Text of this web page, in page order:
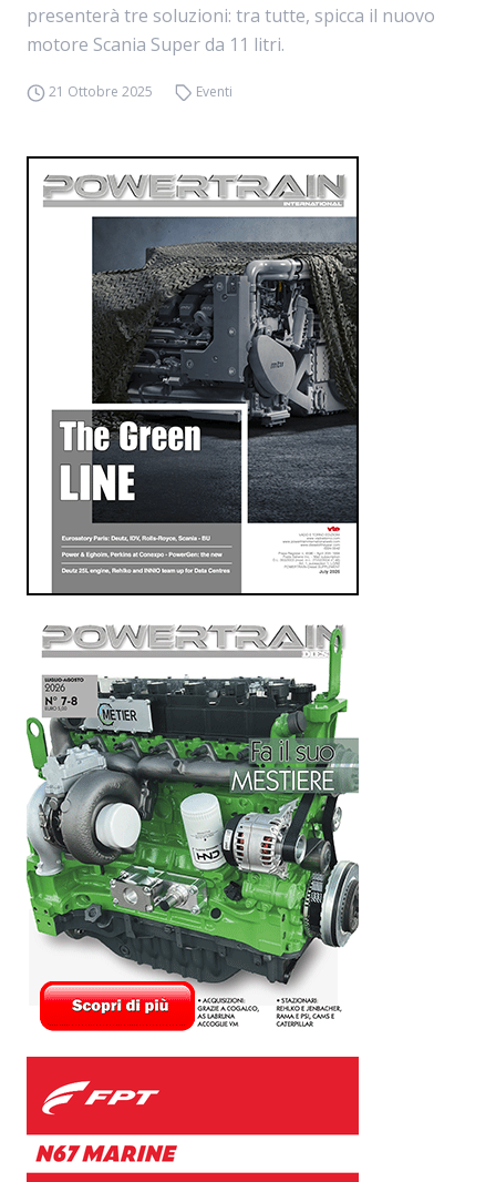
presenterà tre soluzioni: tra tutte, spicca il nuovo
motore Scania Super da 11 litri.
21 Ottobre 2025 Eventi